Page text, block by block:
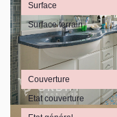
Surface
Surface terrain
Extérieur
Couverture
Etat couverture